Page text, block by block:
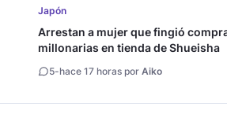
Japón
Arrestan a mujer que fingió
millonarias en tienda de Shueisha
5-hace 17 horas porAiko